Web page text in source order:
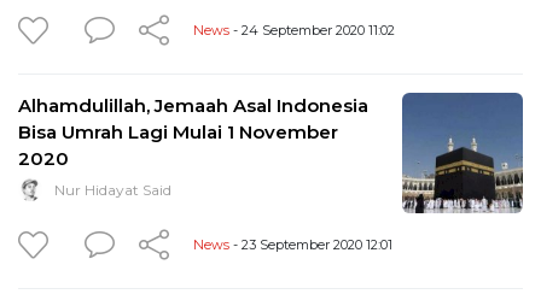
News - 24 September 2020 11:02
Alhamdulillah, Jemaah Asal Indonesia
Bisa Umrah Lagi Mulai 1 November
2020
Nur Hidayat Said
News - 23 September 2020 12:01